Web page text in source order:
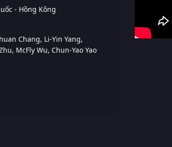
- Hồng Kông
Chang Li-Yin Yang
McFly Wu Chun-Yao Yao